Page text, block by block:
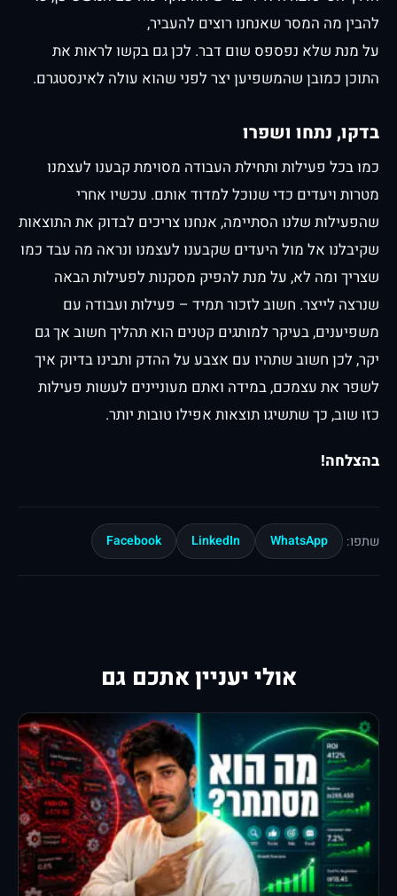
להבין מה המסר שאנחנו רוצים להעביר,
על מנת שלא נפספס שום דבר. לכן גם בקשו לראות את
התוכן כמובן שהמשפיען יצר לפני שהוא עולה לאינסטגרם.
בדקו, נתחו ושפרו
כמו בכל פעילות ותחילת העבודה מסוימת קבענו לעצמנו
מטרות ויעדים כדי שנוכל למדוד אותם. עכשיו אחרי
שהפעילות שלנו הסתיימה, אנחנו צריכים לבדוק את התוצאות
שקיבלנו אל מול היעדים שקבענו לעצמנו ונראה מה עבד כמו
שצריך ומה לא, על מנת להפיק מסקנות לפעילות הבאה
שנרצה לייצר. חשוב לזכור תמיד – פעילות ועבודה עם
משפיענים, בעיקר למותגים קטנים הוא תהליך חשוב אך גם
יקר, לכן חשוב שתהיו עם אצבע על ההדק ותבינו בדיוק איך
לשפר את עצמכם, במידה ואתם מעוניינים לעשות פעילות
כזו שוב, כך שתשיגו תוצאות אפילו טובות יותר.
בהצלחה!
שתפו: WhatsApp
LinkedIn
Facebook
אולי יעניין אתכם גם